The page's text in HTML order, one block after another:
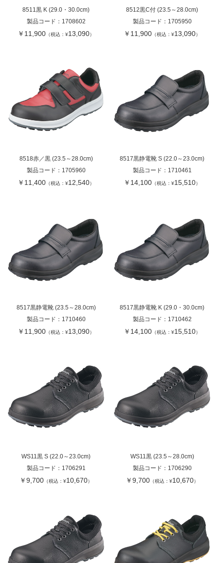
8511黒 K (29.0・30.0cm)
製品コード： 1708602
￥11,900 （税込：¥13,090）
8512黒C付 (23.5～28.0cm)
製品コード： 1705950
￥11,900 （税込：¥13,090）
8518赤／黒 (23.5～28.0cm)
製品コード： 1705960
￥11,400 （税込：¥12,540）
8517黒静電靴 S (22.0～23.0cm)
製品コード： 1710461
￥14,100 （税込：¥15,510）
8517黒静電靴 (23.5～28.0cm)
製品コード： 1710460
￥11,900 （税込：¥13,090）
8517黒静電靴 K (29.0・30.0cm)
製品コード： 1710462
￥14,100 （税込：¥15,510）
WS11黒 S (22.0～23.0cm)
製品コード： 1706291
￥9,700 （税込：¥10,670）
WS11黒 (23.5～28.0cm)
製品コード： 1706290
￥9,700 （税込：¥10,670）